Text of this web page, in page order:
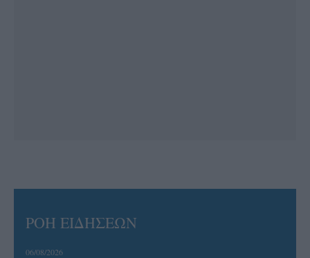
ΡΟΗ ΕΙΔΗΣΕΩΝ
06/08/2026